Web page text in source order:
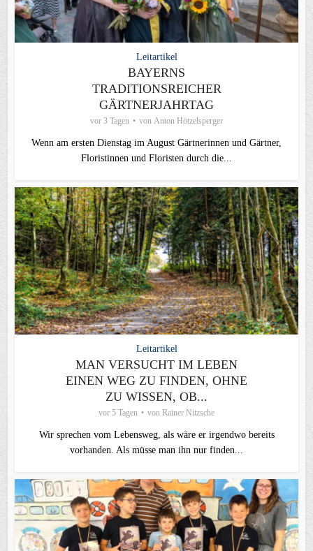
Leitartikel
BAYERNS
TRADITIONSREICHER
GÄRTNERJAHRTAG
vor 3 Tagen von Anton Hötzelsperger
Wenn am ersten Dienstag im August Gärtnerinnen und Gärtner,
Floristinnen und Floristen durch die...
Leitartikel
MAN VERSUCHT IM LEBEN
EINEN WEG ZU FINDEN, OHNE
ZU WISSEN, OB...
vor 5 Tagen von Rainer Nitzsche
Wir sprechen vom Lebensweg, als wäre er irgendwo bereits
vorhanden. Als müsse man ihn nur finden...